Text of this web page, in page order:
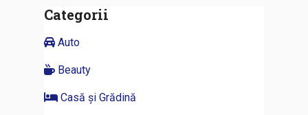
Categorii
Auto
Beauty
Casă și Grădină